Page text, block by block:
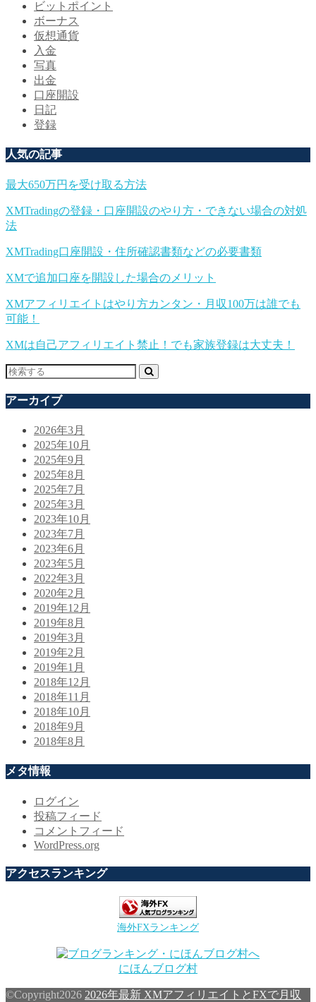
ビットポイント
ボーナス
仮想通貨
入金
写真
出金
口座開設
日記
登録
人気の記事
最大650万円を受け取る方法
XMTradingの登録・口座開設のやり方・できない場合の対処
法
XMTrading口座開設・住所確認書類などの必要書類
XMで追加口座を開設した場合のメリット
XMアフィリエイトはやり方カンタン・月収100万は誰でも
可能！
XMは自己アフィリエイト禁止！でも家族登録は大丈夫！
アーカイブ
2026年3月
2025年10月
2025年9月
2025年8月
2025年7月
2025年3月
2023年10月
2023年7月
2023年6月
2023年5月
2022年3月
2020年2月
2019年12月
2019年8月
2019年3月
2019年2月
2019年1月
2018年12月
2018年11月
2018年10月
2018年9月
2018年8月
メタ情報
ログイン
投稿フィード
コメントフィード
WordPress.org
アクセスランキング
海外FXランキング
にほんブログ村
©Copyright2026 2026年最新 XMアフィリエイトとFXで月収